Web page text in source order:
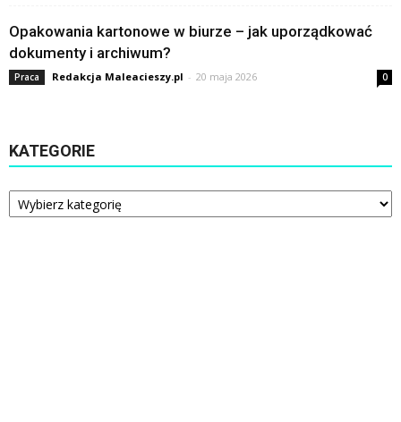
Opakowania kartonowe w biurze – jak uporządkować
dokumenty i archiwum?
Praca Redakcja Maleacieszy.pl - 20 maja 2026 0
KATEGORIE
Kategorie